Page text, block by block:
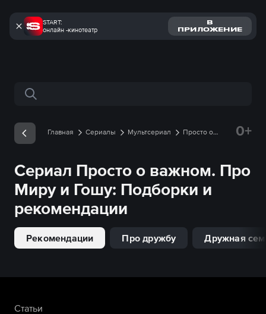
START:
онлайн -кинотеатр
В
ПРИЛОЖЕНИЕ
Поиск по сайту
Главная Сериалы Мультсериал
Просто о
0+
Сериал Просто о важном. Про
Миру и Гошу: Подборки и
рекомендации
Рекомендации Про дружбу Дружная
Статьи